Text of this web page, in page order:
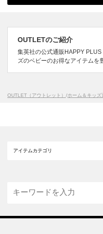
OUTLETのご紹介
集英社の公式通販HAPPY
ズのベビーのお得なアイテムを
OUTLET（アウトレット） /ホーム＆キッズ
アイテムカテゴリ